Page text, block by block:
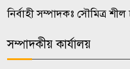
নির্বাহী সম্পাদকঃ সৌমিত্র শীল
সম্পাদকীয় কার্যালয়